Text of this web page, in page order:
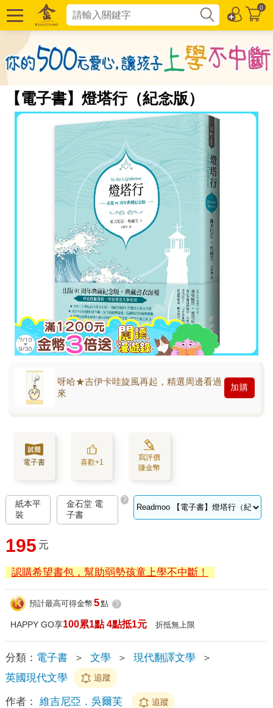
0
【電子書】燈塔行（紀念版）
呀哈★吉伊卡哇旋風再起，精選周邊看過
來
加購
電子書 喜歡+1
寫評價
賺金幣
紙本平
裝
金石堂 電
子書
?
195 元
認購希望書包，幫助弱勢孩童上學不中斷！
預計最高可得金幣 5點 ?
HAPPY GO享100累1點 4點抵1元 折抵無上限
分類： 電子書 ＞ 文學 ＞ 現代翻譯文學
＞
英國現代文學
追蹤
作者： 維吉尼亞．吳爾芙 追蹤